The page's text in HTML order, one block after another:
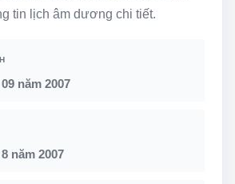
tin lịch âm dương chi tiết.
năm 2007
năm 2007